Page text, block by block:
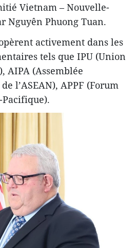
Vietnam – Nouvelle-
Nguyên Phuong Tuan.
activement dans les
tels que IPU (Union
AIPA (Assemblée
l’ASEAN), APPF (Forum